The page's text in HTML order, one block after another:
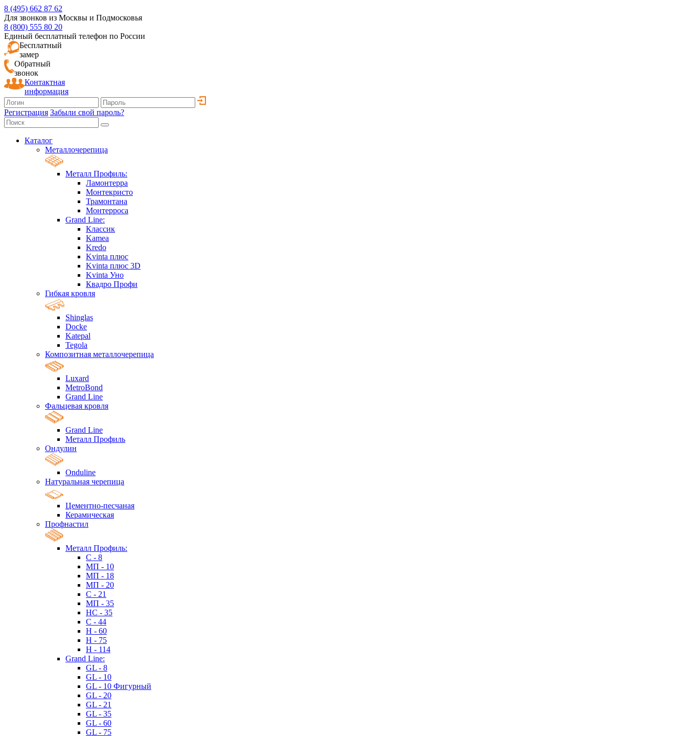
8 (495) 662 87 62
Для звонков из Москвы и Подмосковья
8 (800) 555 80 20
Единый бесплатный телефон по России
Бесплатный
замер
Обратный
звонок
Контактная
информация
Регистрация Забыли свой пароль?
Каталог
Металлочерепица
Металл Профиль:
Ламонтерра
Монтекристо
Трамонтана
Монтерроса
Grand Line:
Классик
Kamea
Kredo
Kvinta плюс
Kvinta плюс 3D
Kvinta Уно
Квадро Профи
Гибкая кровля
Shinglas
Docke
Katepal
Tegola
Композитная металлочерепица
Luxard
MetroBond
Grand Line
Фальцевая кровля
Grand Line
Металл Профиль
Ондулин
Onduline
Натуральная черепица
Цементно-песчаная
Керамическая
Профнастил
Металл Профиль:
C - 8
МП - 10
МП - 18
МП - 20
C - 21
МП - 35
HC - 35
C - 44
H - 60
H - 75
H - 114
Grand Line:
GL - 8
GL - 10
GL - 10 Фигурный
GL - 20
GL - 21
GL - 35
GL - 60
GL - 75